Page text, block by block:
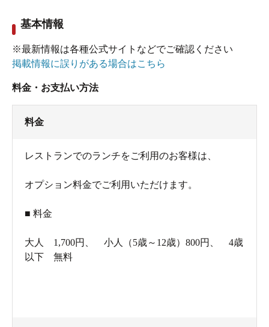
基本情報
※最新情報は各種公式サイトなどでご確認ください
掲載情報に誤りがある場合はこちら
料金・お支払い方法
料金
レストランでのランチをご利用のお客様は、
オプション料金でご利用いただけます。
■ 料金
大人 1,700円、 小人（5歳～12歳）800円、 4歳
以下 無料